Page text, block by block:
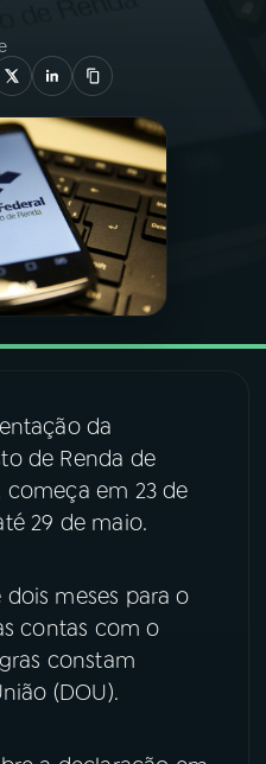
Facebook
da
de Renda de
começa em 23 de
29 de maio.
meses para o
contas com o
constam
(DOU).